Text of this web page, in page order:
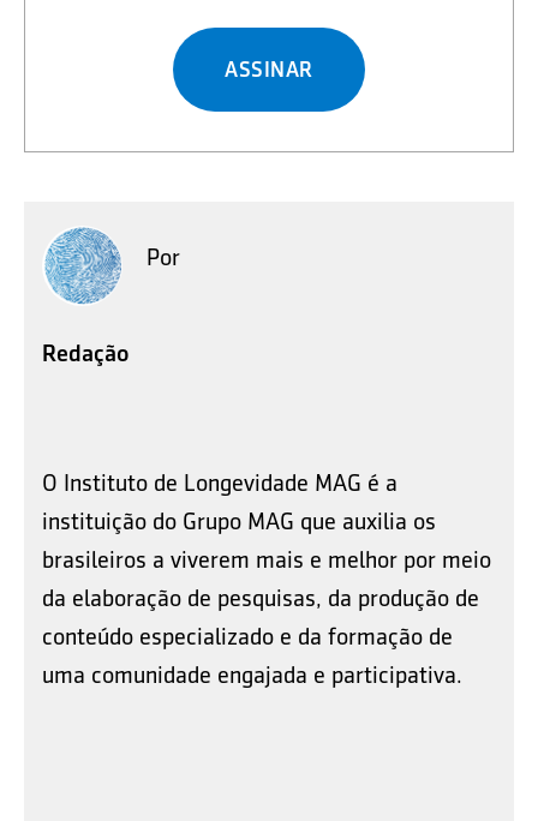
ASSINAR
Por
Redação
O Instituto de Longevidade MAG é a
instituição do Grupo MAG que auxilia os
brasileiros a viverem mais e melhor por meio
da elaboração de pesquisas, da produção de
conteúdo especializado e da formação de
uma comunidade engajada e participativa.